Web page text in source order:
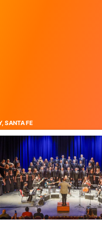
SANTA FE